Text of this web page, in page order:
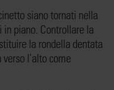
siano tornati nella
in piano. Controllare la
la rondella dentata
l’alto come